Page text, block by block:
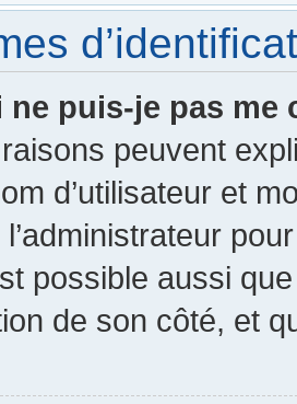
ne puis-je pas me
peuvent
d’utilisateur et
possible aussi
de son côté, et